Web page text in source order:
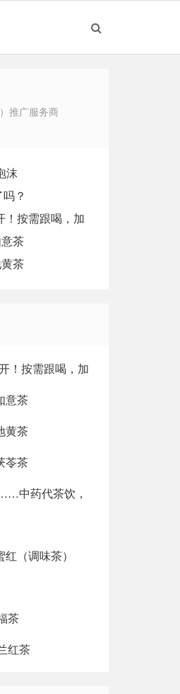
推广服务商
沫
？
！按需跟喝，加
茶
茶
！按需跟喝，加
意茶
黄茶
苓茶
中药代茶饮，
（调味茶）
茶
红茶